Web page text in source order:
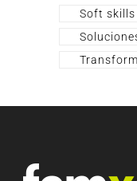
Soft skills